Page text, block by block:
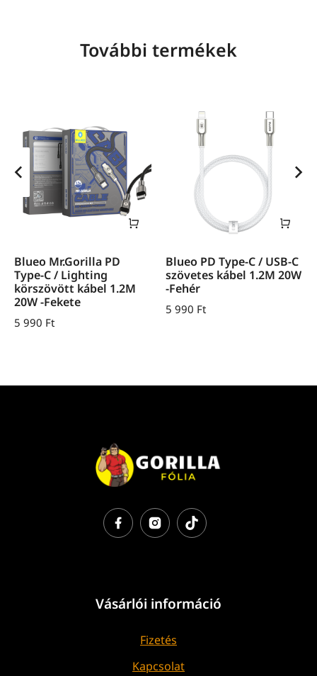
További termékek
Blueo Mr.Gorilla PD
Type-C / Lighting
körszövött kábel 1.2M
20W -Fekete
5 990 Ft
Blueo PD Type-C / USB-C
szövetes kábel 1.2M 20W
-Fehér
5 990 Ft
Vásárlói információ
Fizetés
Kapcsolat